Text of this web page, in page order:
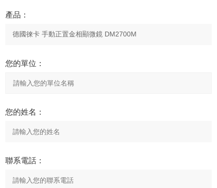
產品：
您的單位：
您的姓名：
聯系電話：